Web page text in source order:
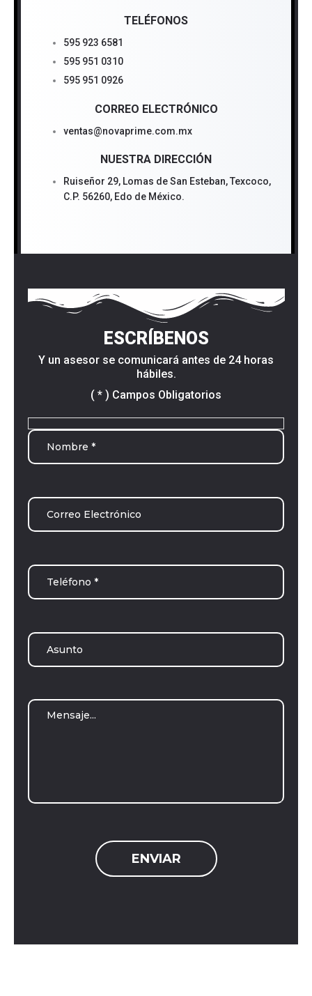
TELÉFONOS
595 923 6581
595 951 0310
595 951 0926
CORREO ELECTRÓNICO
ventas@novaprime.com.mx
NUESTRA DIRECCIÓN
Ruiseñor 29, Lomas de San Esteban, Texcoco,
C.P. 56260, Edo de México.
ESCRÍBENOS
Y un asesor se comunicará antes de 24 horas
hábiles.
( * ) Campos Obligatorios